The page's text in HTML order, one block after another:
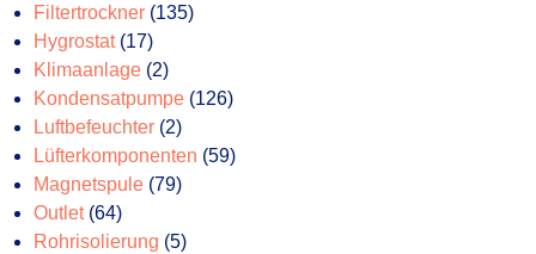
Filtertrockner 135135
Hygrostat 1717
Produkte
Klimaanlage 22
Produkte
Kondensatpumpe 126126
Luftbefeuchter 22
Produkte
Lüfterkomponenten 5959
Magnetspule 7979
Outlet 6464
Produkte
Rohrisolierung 55